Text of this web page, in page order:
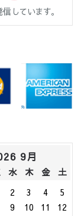
しています。
9月
水 木 金
土
2 3 4
5
9 10 11
12